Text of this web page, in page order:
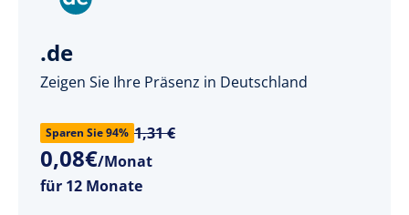
.de
Zeigen Sie Ihre Präsenz in Deutschland
Sparen Sie 94% 1,31 €
0,08€/Monat
für 12 Monate